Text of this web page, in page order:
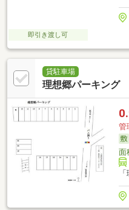
即引き渡し可
貸駐車場
理想郷パーキング
管
面